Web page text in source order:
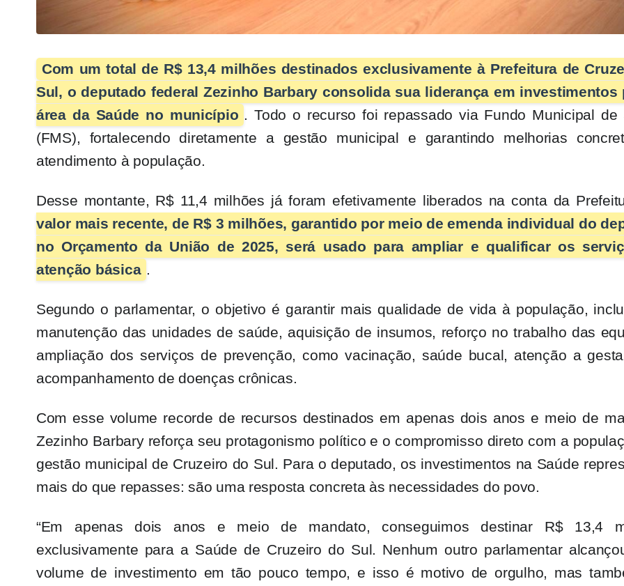
Com um total de R$ 13,4 milhões destinados exclusivamente à Prefeitura de
Sul, o deputado federal Zezinho Barbary consolida sua liderança em investimentos
área da Saúde no município . Todo o recurso foi repassado via Fundo Municipal de
(FMS), fortalecendo diretamente a gestão municipal e garantindo melhorias
atendimento à população.
Desse montante, R$ 11,4 milhões já foram efetivamente liberados na conta da
valor mais recente, de R$ 3 milhões, garantido por meio de emenda individual do
no Orçamento da União de 2025, será usado para ampliar e qualificar os
atenção básica .
Segundo o parlamentar, o objetivo é garantir mais qualidade de vida à população,
manutenção das unidades de saúde, aquisição de insumos, reforço no trabalho das
ampliação dos serviços de prevenção, como vacinação, saúde bucal, atenção a
acompanhamento de doenças crônicas.
Com esse volume recorde de recursos destinados em apenas dois anos e meio de
Zezinho Barbary reforça seu protagonismo político e o compromisso direto com a
gestão municipal de Cruzeiro do Sul. Para o deputado, os investimentos na Saúde
mais do que repasses: são uma resposta concreta às necessidades do povo.
“Em apenas dois anos e meio de mandato, conseguimos destinar R$ 13,4
exclusivamente para a Saúde de Cruzeiro do Sul. Nenhum outro parlamentar
volume de investimento em tão pouco tempo, e isso é motivo de orgulho, mas
Congresso Nacional
trabalhos nesta